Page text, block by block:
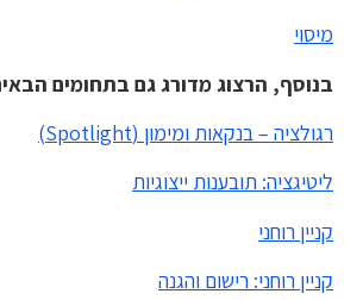
מיסוי
בנוסף, הרצוג מדורג גם בתחומים
רגולציה – בנקאות ומימון (Spotlight)
ליטיגציה: תובענות ייצוגיות
קניין רוחני
קניין רוחני: רישום והגנה